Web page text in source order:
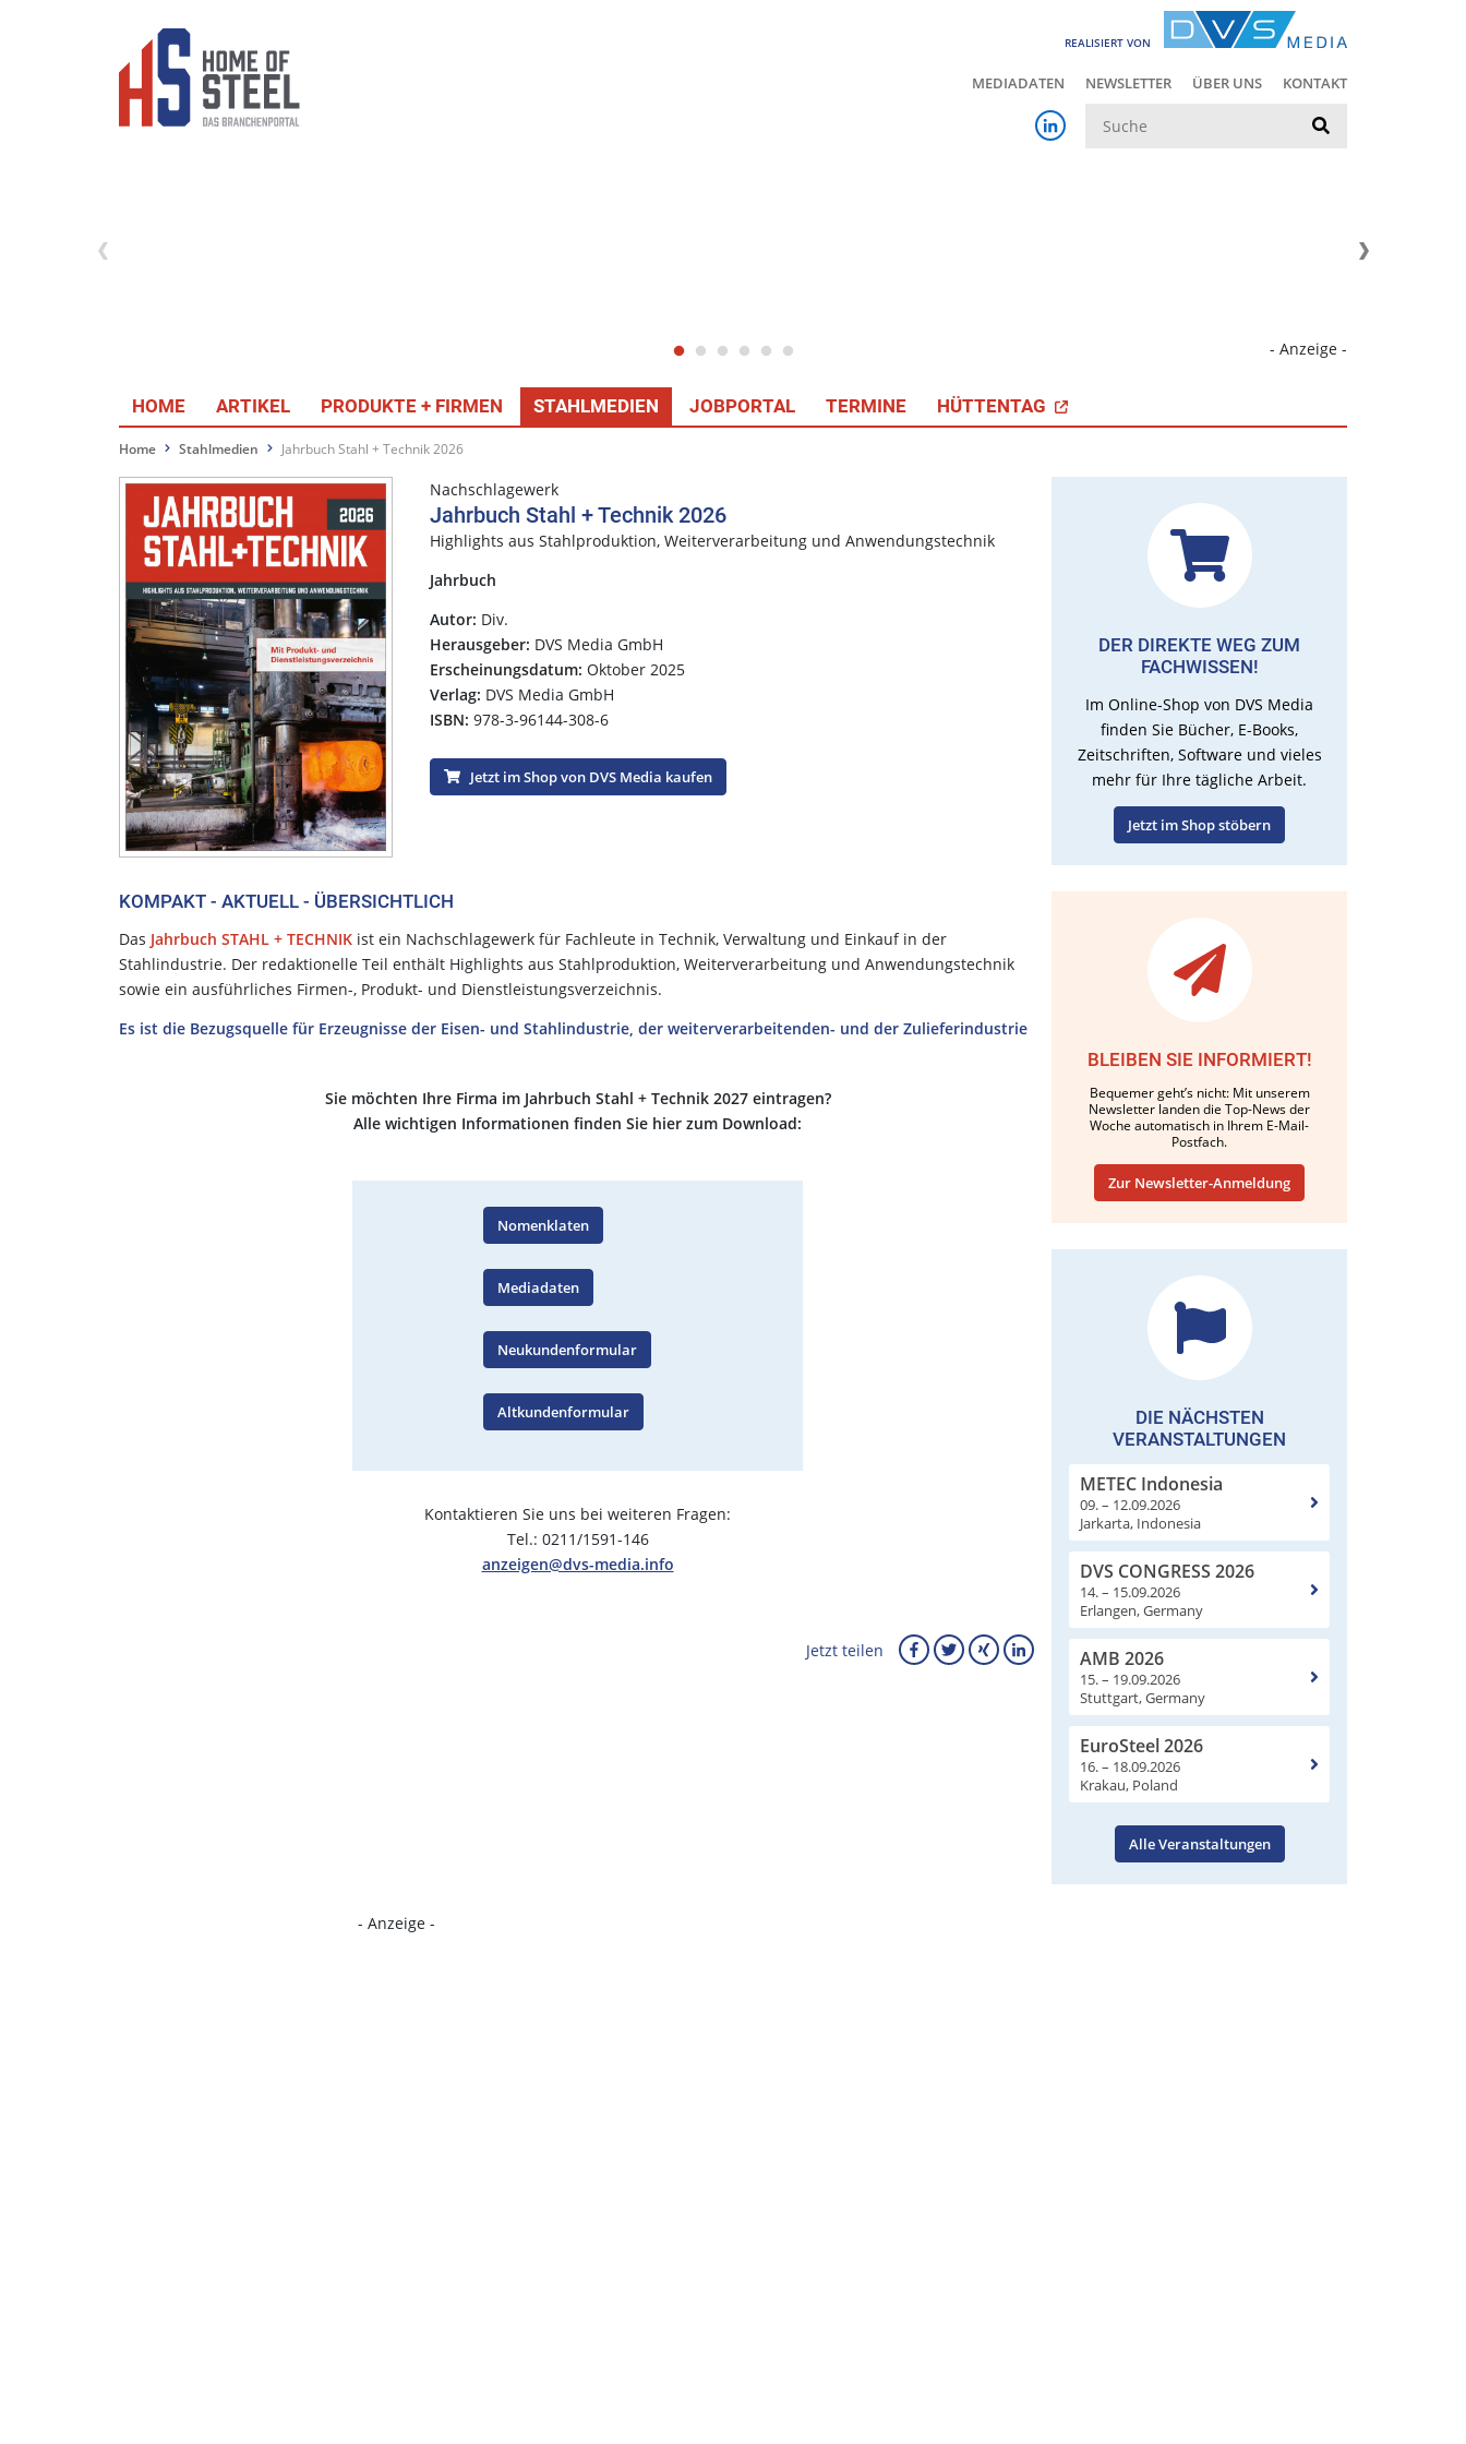
REALISIERT VON
MEDIADATEN NEWSLETTER ÜBER UNS KONTAKT
- Anzeige -
HOME ARTIKEL PRODUKTE + FIRMEN STAHLMEDIEN JOBPORTAL TERMINE HÜTTENTAG
Home Stahlmedien Jahrbuch Stahl + Technik 2026
Nachschlagewerk
Jahrbuch Stahl + Technik 2026
Highlights aus Stahlproduktion, Weiterverarbeitung und Anwendungstechnik
Jahrbuch
Autor: Div.
Herausgeber: DVS Media GmbH
Erscheinungsdatum: Oktober 2025
Verlag: DVS Media GmbH
ISBN: 978-3-96144-308-6
Jetzt im Shop von DVS Media kaufen
KOMPAKT - AKTUELL - ÜBERSICHTLICH
Das Jahrbuch STAHL + TECHNIK ist ein Nachschlagewerk für Fachleute in Technik, Verwaltung und Einkauf in der
Stahlindustrie. Der redaktionelle Teil enthält Highlights aus Stahlproduktion, Weiterverarbeitung und Anwendungstechnik
sowie ein ausführliches Firmen-, Produkt- und Dienstleistungsverzeichnis.
Es ist die Bezugsquelle für Erzeugnisse der Eisen- und Stahlindustrie, der weiterverarbeitenden- und der Zulieferindustrie
Sie möchten Ihre Firma im Jahrbuch Stahl + Technik 2027 eintragen?
Alle wichtigen Informationen finden Sie hier zum Download:
Nomenklaten
Mediadaten
Neukundenformular
Altkundenformular
Kontaktieren Sie uns bei weiteren Fragen:
Tel.: 0211/1591-146
anzeigen@dvs-media.info
Jetzt teilen
DER DIREKTE WEG ZUM
FACHWISSEN!
Im Online-Shop von DVS Media
finden Sie Bücher, E-Books,
Zeitschriften, Software und vieles
mehr für Ihre tägliche Arbeit.
Jetzt im Shop stöbern
BLEIBEN SIE INFORMIERT!
Bequemer geht’s nicht: Mit unserem
Newsletter landen die Top-News der
Woche automatisch in Ihrem E-Mail-
Postfach.
Zur Newsletter-Anmeldung
DIE NÄCHSTEN
VERANSTALTUNGEN
METEC Indonesia
09. – 12.09.2026
Jarkarta, Indonesia
DVS CONGRESS 2026
14. – 15.09.2026
Erlangen, Germany
AMB 2026
15. – 19.09.2026
Stuttgart, Germany
EuroSteel 2026
16. – 18.09.2026
Krakau, Poland
Alle Veranstaltungen
- Anzeige -